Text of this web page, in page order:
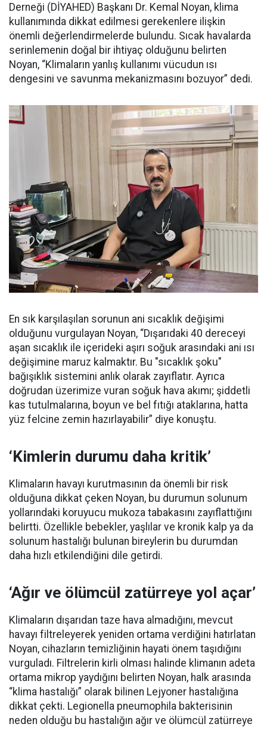
Derneği (DİYAHED) Başkanı Dr. Kemal Noyan, klima
kullanımında dikkat edilmesi gerekenlere ilişkin
önemli değerlendirmelerde bulundu. Sıcak havalarda
serinlemenin doğal bir ihtiyaç olduğunu belirten
Noyan, “Klimaların yanlış kullanımı vücudun ısı
dengesini ve savunma mekanizmasını bozuyor” dedi.
En sık karşılaşılan sorunun ani sıcaklık değişimi
olduğunu vurgulayan Noyan, “Dışarıdaki 40 dereceyi
aşan sıcaklık ile içerideki aşırı soğuk arasındaki ani ısı
değişimine maruz kalmaktır. Bu "sıcaklık şoku"
bağışıklık sistemini anlık olarak zayıflatır. Ayrıca
doğrudan üzerimize vuran soğuk hava akımı; şiddetli
kas tutulmalarına, boyun ve bel fıtığı ataklarına, hatta
yüz felcine zemin hazırlayabilir” diye konuştu.
‘Kimlerin durumu daha kritik’
Klimaların havayı kurutmasının da önemli bir risk
olduğuna dikkat çeken Noyan, bu durumun solunum
yollarındaki koruyucu mukoza tabakasını zayıflattığını
belirtti. Özellikle bebekler, yaşlılar ve kronik kalp ya da
solunum hastalığı bulunan bireylerin bu durumdan
daha hızlı etkilendiğini dile getirdi.
‘Ağır ve ölümcül zatürreye yol açar’
Klimaların dışarıdan taze hava almadığını, mevcut
havayı filtreleyerek yeniden ortama verdiğini hatırlatan
Noyan, cihazların temizliğinin hayati önem taşıdığını
vurguladı. Filtrelerin kirli olması halinde klimanın adeta
ortama mikrop yaydığını belirten Noyan, halk arasında
“klima hastalığı” olarak bilinen Lejyoner hastalığına
dikkat çekti. Legionella pneumophila bakterisinin
neden olduğu bu hastalığın ağır ve ölümcül zatürreye